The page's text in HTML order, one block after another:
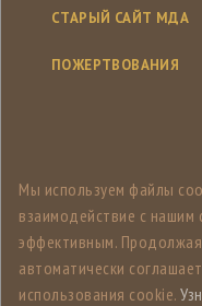
СТАРЫЙ САЙТ МДА
ПОЖЕРТВОВАНИЯ
Мы используем файлы
взаимодействие с
эффективным.
автоматически
использования cookie.